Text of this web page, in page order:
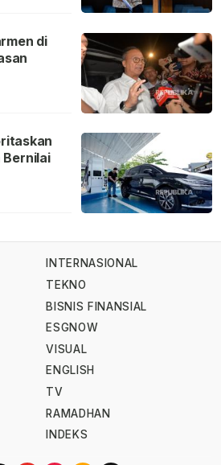
di
Bernilai
INTERNASIONAL
TEKNO
BISNIS FINANSIAL
ESGNOW
VISUAL
ENGLISH
TV
RAMADHAN
INDEKS